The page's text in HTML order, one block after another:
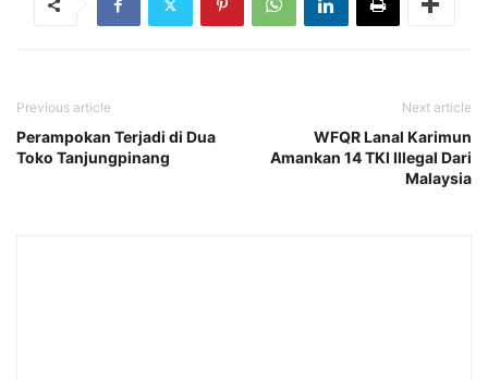
Previous article
Perampokan Terjadi di Dua
Toko Tanjungpinang
Next article
WFQR Lanal Karimun
Amankan 14 TKI Illegal Dari
Malaysia